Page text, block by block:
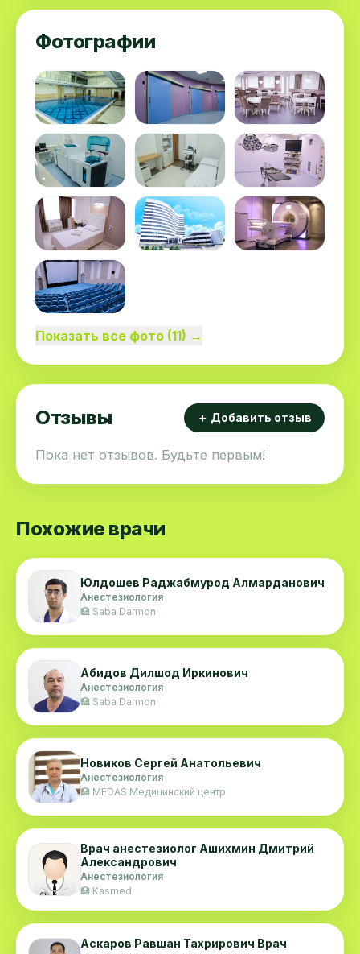
Фотографии
Показать все фото (11) →
Отзывы ＋ Добавить отзыв
Пока нет отзывов. Будьте первым!
Похожие врачи
Юлдошев Раджабмурод Алмарданович
Анестезиология
🏥 Saba Darmon
Абидов Дилшод Иркинович
Анестезиология
🏥 Saba Darmon
Новиков Сергей Анатольевич
Анестезиология
🏥 MEDAS Медицинский центр
Врач анестезиолог Ашихмин Дмитрий
Александрович
Анестезиология
🏥 Kasmed
Аскаров Равшан Тахрирович Врач